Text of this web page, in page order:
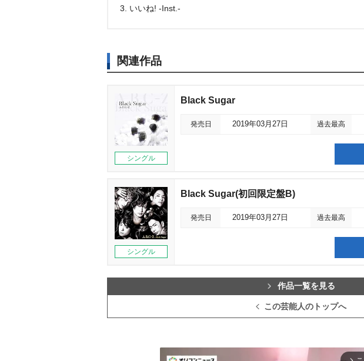
3. いいね! -Inst.-
関連作品
シングル
Black Sugar
発売日 2019年03月27日 過去最高
シングル
Black Sugar(初回限定盤B)
発売日 2019年03月27日 過去最高
作品一覧を見る
この芸能人のトップへ